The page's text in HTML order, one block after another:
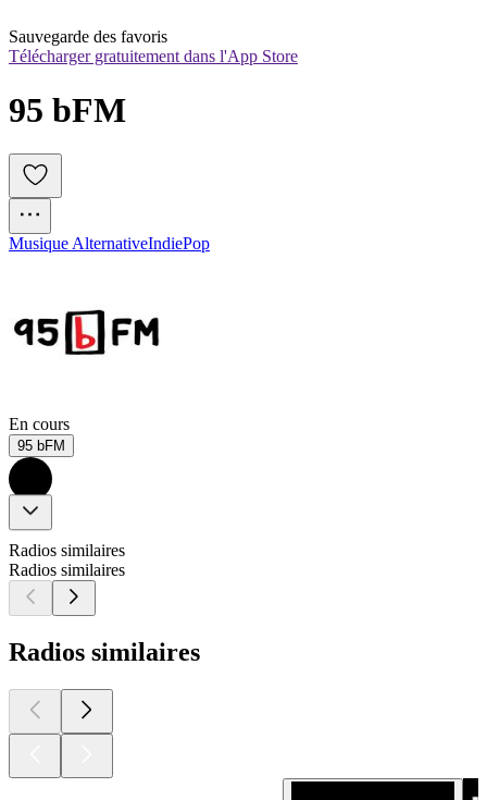
Sauvegarde des favoris
Télécharger gratuitement dans l'App Store
95 bFM
Musique AlternativeIndiePop
En cours
95 bFM
Radios similaires
Radios similaires
Radios similaires